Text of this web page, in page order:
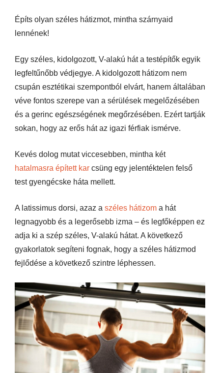
Építs olyan széles hátizmot, mintha szárnyaid
lennének!
Egy széles, kidolgozott, V-alakú hát a testépítők egyik
legfeltűnőbb védjegye. A kidolgozott hátizom nem
csupán esztétikai szempontból elvárt, hanem általában
véve fontos szerepe van a sérülések megelőzésében
és a gerinc egészségének megőrzésében. Ezért tartják
sokan, hogy az erős hát az igazi férfiak ismérve.
Kevés dolog mutat viccesebben, mintha két
hatalmasra épített kar csüng egy jelentéktelen felső
test gyengécske háta mellett.
A latissimus dorsi, azaz a széles hátizom a hát
legnagyobb és a legerősebb izma – és legfőképpen ez
adja ki a szép széles, V-alakú hátat. A következő
gyakorlatok segíteni fognak, hogy a széles hátizmod
fejlődése a következő szintre léphessen.